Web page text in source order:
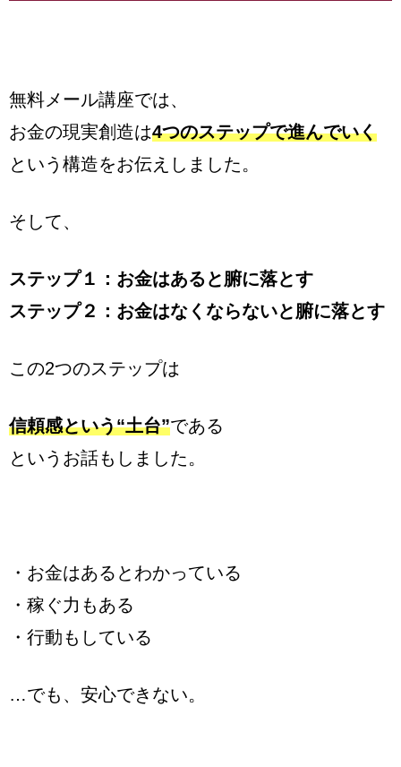
無料メール講座では、
お金の現実創造は4つのステップで進んでいく
という構造をお伝えしました。
そして、
ステップ１：お金はあると腑に落とす
ステップ２：お金はなくならないと腑に落とす
この2つのステップは
信頼感という“土台”である
というお話もしました。
・お金はあるとわかっている
・稼ぐ力もある
・行動もしている
…でも、安心できない。